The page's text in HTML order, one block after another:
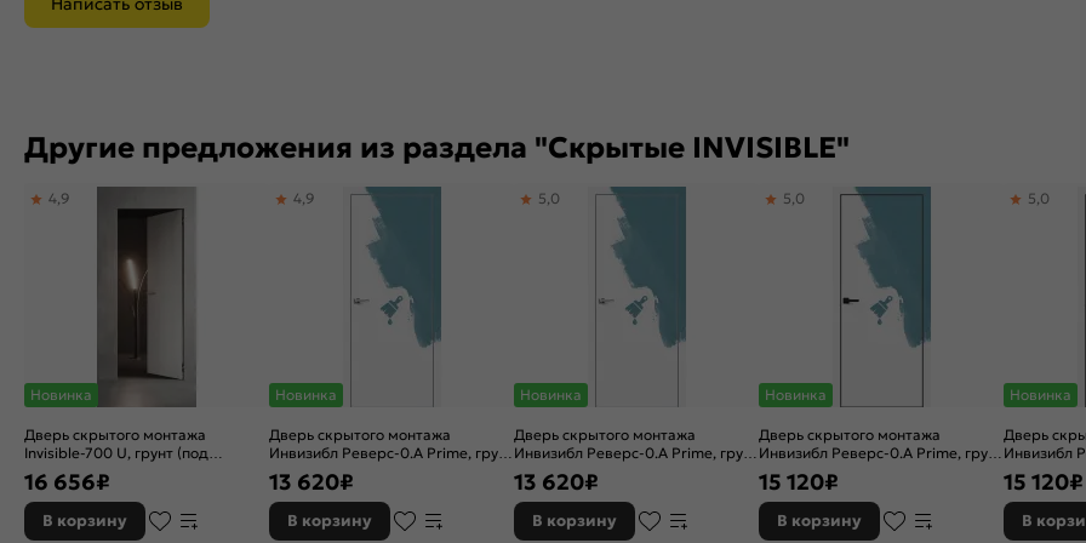
Другие предложения из раздела "Скрытые INVISIBLE"
Новинка
Дверь скрытого монтажа
Invisible-700 U, грунт (под
окраску), правое открывание,
Грунт, каркасно-щитовая
4,9
16 656₽
В корзину
Новинка
Дверь скрытого монтажа
Инвизибл Реверс-0.А Prime, грунт
(под окраску), левое открывание,
Грунт, кромка алюминиевая
матовый хром, каркасно-
щитовая
4,9
13 620₽
В корзину
Новинка
Дверь скрытого монтажа
Инвизибл Реверс-0.А Prime, грунт
(под окраску), правое
открывание, Грунт, кромка
алюминиевая матовый хром,
каркасно-щитовая
5,0
13 620₽
В корзину
Новинка
Дверь скрытого монтажа
Инвизибл Реверс-0.А Prime, грунт
(под окраску), левое открывание,
Грунт, кромка алюминиевая
черная матовая, каркасно-
щитовая
5,0
15 120₽
В корзину
Новинка
Дверь
Инвизибл
(под
5,0
15 120₽
В